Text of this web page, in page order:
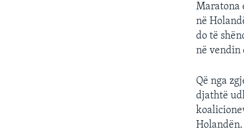
Maratona
në
do të
në vendin
Që nga
djathtë